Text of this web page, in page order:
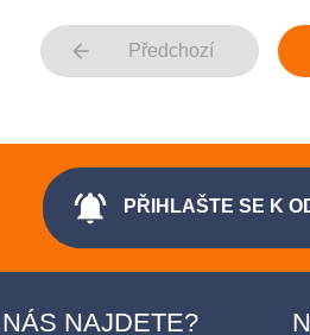
arrow_back Předchozí
notifications_active PŘIHLAŠTE SE K
NAJDETE?